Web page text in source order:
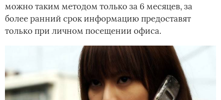
можно таким методом только за 6 месяцев, за
более ранний срок информацию предоставят
только при личном посещении офиса.